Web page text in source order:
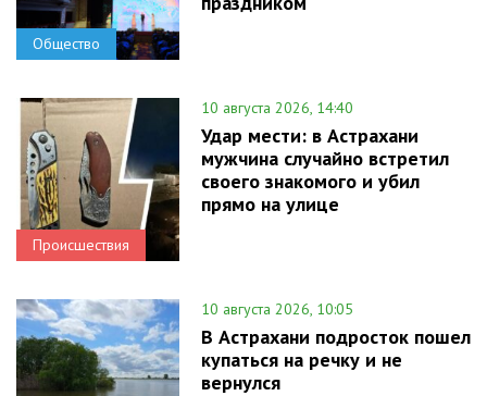
Общество
Происшествия
10 августа 2026, 14:40
Удар мести: в Астрахани
мужчина случайно встретил
своего знакомого и убил
прямо на улице
10 августа 2026, 10:05
В Астрахани подросток пошел
купаться на речку и не
вернулся